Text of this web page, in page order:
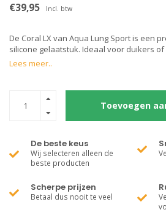
€39,95 Incl. btw
De Coral LX van Aqua Lung Sport is een
silicone gelaatstuk. Ideaal voor duikers
Lees meer..
Toevoegen
De beste keus
Wij selecteren alleen de
beste producten
Scherpe prijzen
Betaal dus nooit te veel